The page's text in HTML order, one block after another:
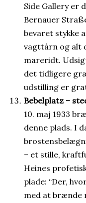
Side Gallery er
Bernauer
bevaret stykke
vagttårn og alt
mareridt.
det tidligere
udstilling er
Bebelplatz –
10. maj 1933
denne plads. I
– et stille,
Heines
plade: “Der,
med at brænde